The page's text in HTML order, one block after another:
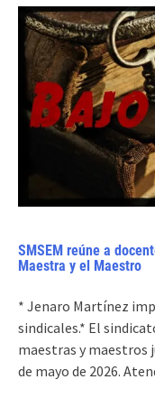
SMSEM reúne a
Maestra y el Maestro
* Jenaro Martínez
sindicales.* El
maestras y maestros
de mayo de 2026.